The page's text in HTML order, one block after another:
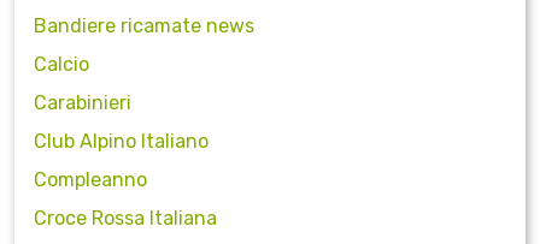
Bandiere ricamate news
Calcio
Carabinieri
Club Alpino Italiano
Compleanno
Croce Rossa Italiana